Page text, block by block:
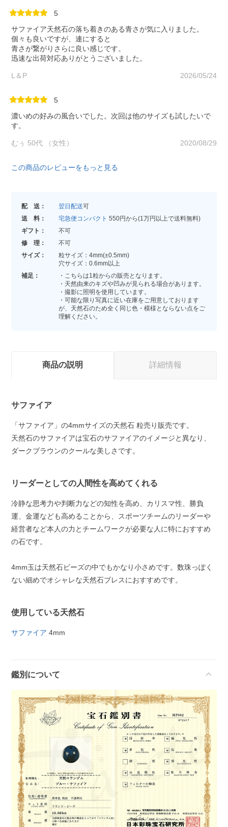
5
サファイア天然石の落ち着きのある青さが気に入りました。
個々も良いですが、連にすると
青さが繋がりさらに良い感じです。
迅速な出荷対応ありがとうございました。
L＆P 2026/05/24
5
濃いめの好みの風合いでした。次回は他のサイズも試したいで
す。
むぅ 50代 （女性） 2020/08/29
この商品のレビューをもっと見る
配 送： 翌日配送可
送 料：
宅急便コンパクト 550円から(1万円以上で送料無料)
ギフト：
不可
修 理：
不可
サイズ：
粒サイズ：4mm(±0.5mm)
穴サイズ：0.6mm以上
補足：
・こちらは1粒からの販売となります。
・天然由来のキズや凹みが見られる場合があります。
・撮影に照明を使用しています。
・可能な限り写真に近い在庫をご用意しております
が、天然石のため全く同じ色・模様とならない点をご
理解ください。
商品の説明 詳細情報
サファイア
「サファイア」の4mmサイズの天然石 粒売り販売です。
天然石のサファイアは宝石のサファイアのイメージと異なり、
ダークブラウンのクールな美しさです。
リーダーとしての人間性を高めてくれる
冷静な思考力や判断力などの知性を高め、カリスマ性、勝負
運、金運なども高めることから、スポーツチームのリーダーや
経営者など本人の力とチームワークが必要な人に特におすすめ
の石です。
4mm玉は天然石ビーズの中でもかなり小さめです。数珠っぽく
ない細めでオシャレな天然石ブレスにおすすめです。
使用している天然石
サファイア 4mm
鑑別について